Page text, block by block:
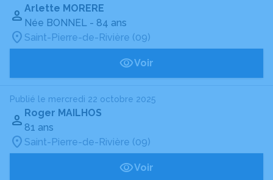
Arlette MORERE
Née BONNEL - 84 ans
Saint-Pierre-de-Rivière (09)
Voir
Publié le mercredi 22 octobre 2025
Roger MAILHOS
81 ans
Saint-Pierre-de-Rivière (09)
Voir